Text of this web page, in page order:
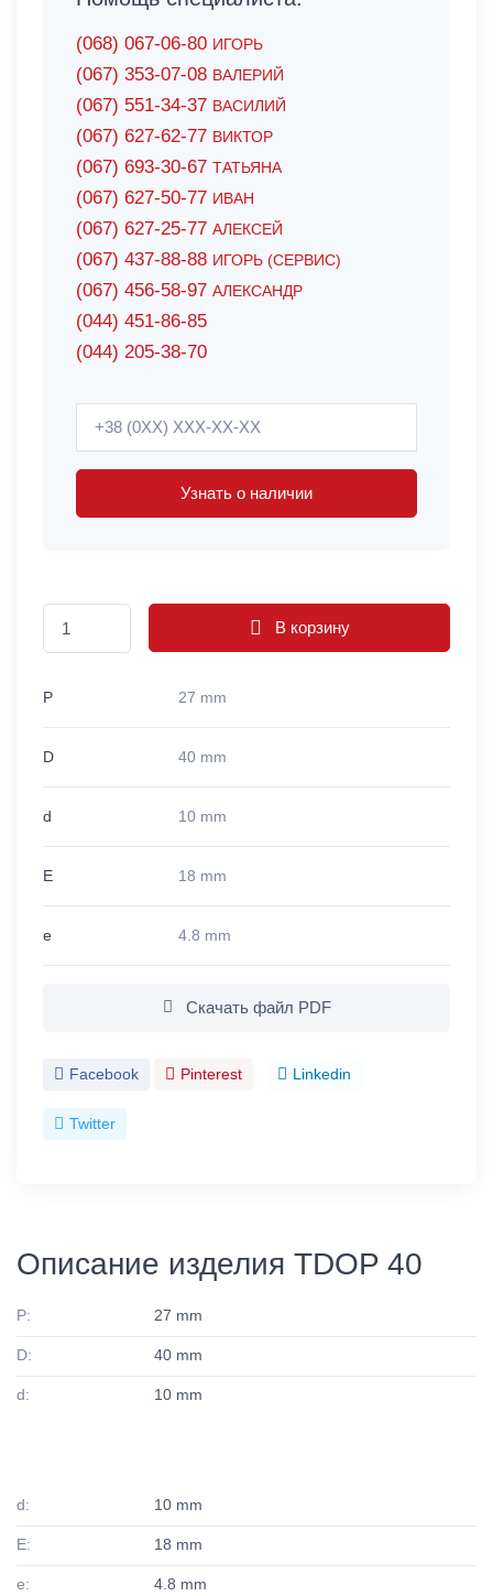
(068) 067-06-80 ИГОРЬ
(067) 353-07-08 ВАЛЕРИЙ
(067) 551-34-37 ВАСИЛИЙ
(067) 627-62-77 ВИКТОР
(067) 693-30-67 ТАТЬЯНА
(067) 627-50-77 ИВАН
(067) 627-25-77 АЛЕКСЕЙ
(067) 437-88-88 ИГОРЬ (СЕРВИС)
(067) 456-58-97 АЛЕКСАНДР
(044) 451-86-85
(044) 205-38-70
Узнать о наличии
В корзину
P 27 mm
D 40 mm
d 10 mm
E 18 mm
e 4.8 mm
Скачать файл PDF
Facebook Pinterest Linkedin
Twitter
Описание изделия TDOP 40
P: 27 mm
D: 40 mm
d: 10 mm
d: 10 mm
E: 18 mm
e: 4.8 mm